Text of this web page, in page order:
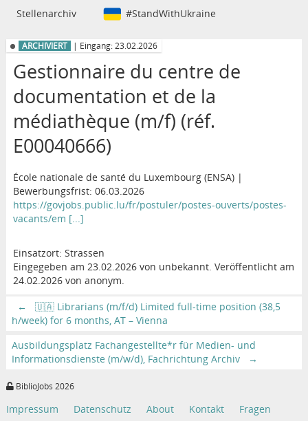
Stellenarchiv #StandWithUkraine
ARCHIVIERT | Eingang: 23.02.2026
Gestionnaire du centre de
documentation et de la
médiathèque (m/f) (réf.
E00040666)
École nationale de santé du Luxembourg (ENSA) |
Bewerbungsfrist: 06.03.2026
https://govjobs.public.lu/fr/postuler/postes-ouverts/postes-
vacants/em [...]
Einsatzort: Strassen
Eingegeben am 23.02.2026 von unbekannt. Veröffentlicht am
24.02.2026 von anonym.
←
🇺🇦 Librarians (m/f/d) Limited full-time position (38,5
h/week) for 6 months, AT – Vienna
Ausbildungsplatz Fachangestellte*r für Medien- und
Informationsdienste (m/w/d), Fachrichtung Archiv
→
BiblioJobs 2026
Impressum Datenschutz About Kontakt Fragen